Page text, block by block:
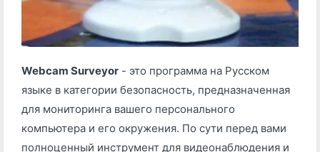
Webcam Surveyor - это программа на Русском
языке в категории безопасность, предназначенная
для мониторинга вашего персонального
компьютера и его окружения. По сути перед вами
полноценный инструмент для видеонаблюдения и